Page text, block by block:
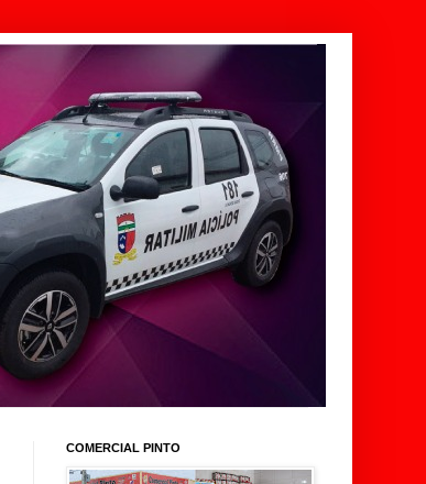
COMERCIAL PINTO